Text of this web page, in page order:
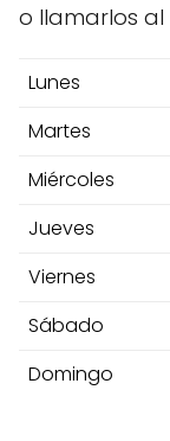
o llamarlos al
Lunes
Martes
Miércoles
Jueves
Viernes
Sábado
Domingo